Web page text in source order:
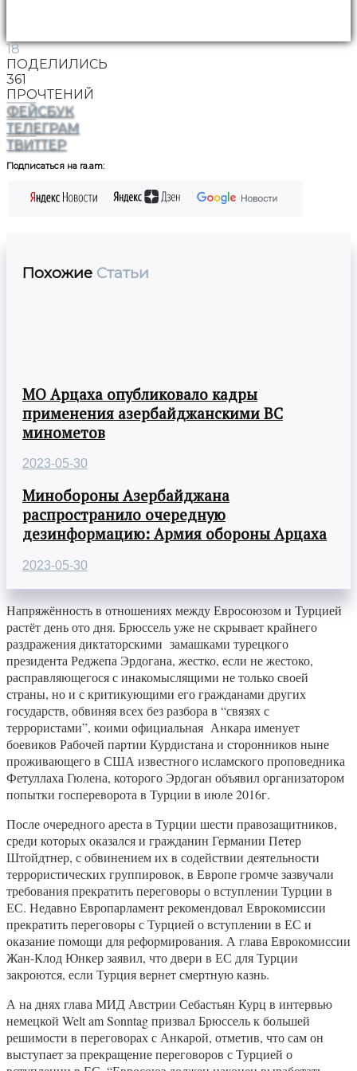
18
ПОДЕЛИЛИСЬ
361
ПРОЧТЕНИЙ
ФЕЙСБУК
ТЕЛЕГРАМ
ТВИТТЕР
Подписаться на ra.am:
Похожие Статьи
МО Арцаха опубликовало кадры
применения азербайджанскими ВС
минометов
2023-05-30
Минобороны Азербайджана
распространило очередную
дезинформацию: Армия обороны Арцаха
2023-05-30
Напряжённость в отношениях между Евросоюзом и Турцией
растёт день ото дня. Брюссель уже не скрывает крайнего
раздражения диктаторскими замашками турецкого
президента Реджепа Эрдогана, жестко, если не жестоко,
расправляющегося с инакомыслящими не только своей
страны, но и с критикующими его гражданами других
государств, обвиняя всех без разбора в “связях с
террористами”, коими официальная Анкара именует
боевиков Рабочей партии Курдистана и сторонников ныне
проживающего в США известного исламского проповедника
Фетуллаха Гюлена, которого Эрдоган объявил организатором
попытки госпереворота в Турции в июле 2016г.
После очередного ареста в Турции шести правозащитников,
среди которых оказался и гражданин Германии Петер
Штойдтнер, с обвинением их в содействии деятельности
террористических группировок, в Европе громче зазвучали
требования прекратить переговоры о вступлении Турции в
ЕС. Недавно Европарламент рекомендовал Еврокомиссии
прекратить переговоры с Турцией о вступлении в ЕС и
оказание помощи для реформирования. А глава Еврокомиссии
Жан-Клод Юнкер заявил, что двери в ЕС для Турции
закроются, если Турция вернет смертную казнь.
А на днях глава МИД Австрии Себастьян Курц в интервью
немецкой Welt am Sonntag призвал Брюссель к большей
решимости в переговорах с Анкарой, отметив, что сам он
выступает за прекращение переговоров с Турцией о